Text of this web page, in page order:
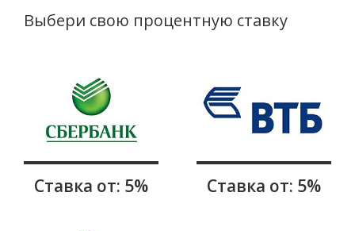
Выбери свою процентную ставку
Ставка от: 5% Ставка от: 5%